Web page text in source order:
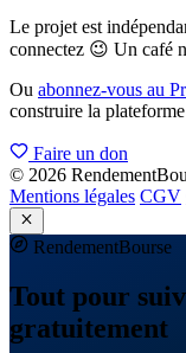
Le projet est
connectez 😉 Un café
Ou abonnez-vous au
construire la
Faire un don
© 2026
Mentions légales CGV
RendementBourse
Tout pour
gratuitement